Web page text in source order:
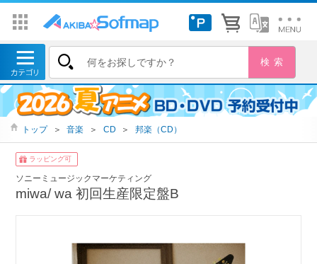
トップ ＞ 音楽 ＞ CD ＞ 邦楽（CD）
ラッピング可
ソニーミュージックマーケティング
miwa/ wa 初回生産限定盤B